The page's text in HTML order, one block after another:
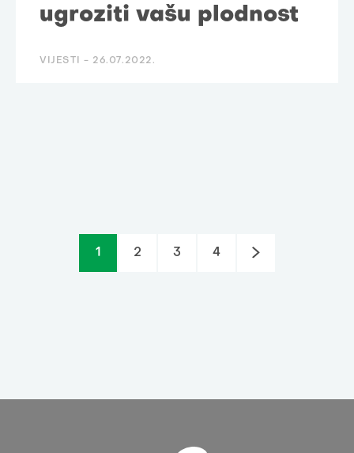
ugroziti vašu plodnost
VIJESTI - 26.07.2022.
1 2 3 4